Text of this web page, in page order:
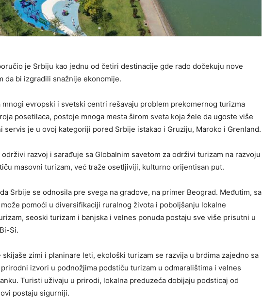
je Srbiju kao jednu od četiri destinacije gde rado dočekuju nove
da bi izgradili snažnije ekonomije.
evropski i svetski centri rešavaju problem prekomernog turizma
posetilaca, postoje mnoga mesta širom sveta koja žele da ugoste više
servis je u ovoj kategoriji pored Srbije istakao i Gruziju, Maroko i Grenland.
razvoj i sarađuje sa Globalnim savetom za održivi turizam na razvoju
masovni turizam, već traže osetljiviji, kulturno orijentisan put.
Srbije se odnosila pre svega na gradove, na primer Beograd. Međutim, sa
pomoći u diversifikaciji ruralnog života i poboljšanju lokalne
seoski turizam i banjska i velnes ponuda postaju sve više prisutni u
Si.
zimi i planinare leti, ekološki turizam se razvija u brdima zajedno sa
izvori u podnožjima podstiču turizam u odmaralištima i velnes
Turisti uživaju u prirodi, lokalna preduzeća dobijaju podsticaj od
postaju sigurniji.